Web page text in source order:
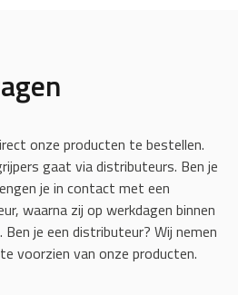
onze producten te bestellen.
gaat via distributeurs. Ben je
je in contact met een
waarna zij op werkdagen binnen
je een distributeur? Wij nemen
voorzien van onze producten.